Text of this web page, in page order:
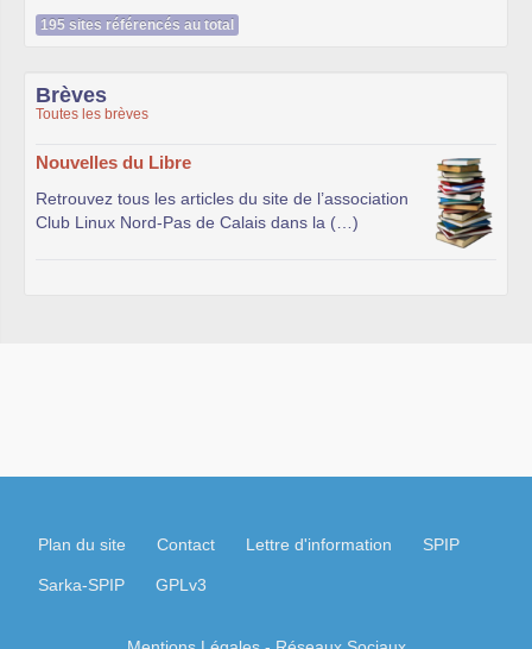
195 sites référencés au total
Brèves
Toutes les brèves
Nouvelles du Libre
Retrouvez tous les articles du site de l’association
Club Linux Nord-Pas de Calais dans la (…)
Plan du site Contact Lettre d'information SPIP
Sarka-SPIP GPLv3